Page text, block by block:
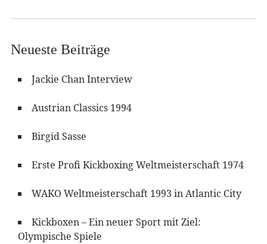
Neueste Beiträge
Jackie Chan Interview
Austrian Classics 1994
Birgid Sasse
Erste Profi Kickboxing Weltmeisterschaft 1974
WAKO Weltmeisterschaft 1993 in Atlantic City
Kickboxen – Ein neuer Sport mit Ziel:
Olympische Spiele